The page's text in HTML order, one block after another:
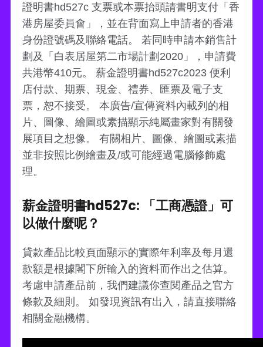
證明書hd527c 支票或本票抬頭請書明支付「香
港房屋委員會」，並在背面寫上申請者的香港
身份證號碼及聯絡電話。 若同時申請本銷售計
劃及「白表居屋第二市場計劃2020」，申請費
共港幣410元。 薪金證明書hd527c2023 便利
店付款、期票、現金、禮券、匯票及電子支
票，恕不接受。 本廣告/宣傳資料內載列的相
片、圖像、繪圖或素描顯示純屬畫家對有關發
展項目之想像。 有關相片、圖像、繪圖或素描
並非按照比例繪畫及/或可能經過電腦修飾處
理。
薪金證明書hd527c: 「工商憑證」可
以做什麼呢？
貸款產品比較頁面顯示的實際年利率及每月還
款額是根據閣下所輸入的資料而作出之估算。
考慮申請產品前，我們建議你查閱產品之官方
條款及細則。 如發現資訊有出入，請直接聯絡
相關金融機構。